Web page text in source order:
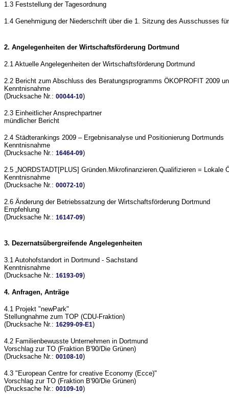
1.3 Feststellung der Tagesordnung
1.4 Genehmigung der Niederschrift über die 1. Sitzung des Ausschusses
2. Angelegenheiten der Wirtschaftsförderung Dortmund
2.1 Aktuelle Angelegenheiten der Wirtschaftsförderung Dortmund
2.2 Bericht zum Abschluss des Beratungsprogramms ÖKOPROFIT 2009
Kenntnisnahme
(Drucksache Nr.: 00044-10)
2.3 Einheitlicher Ansprechpartner
mündlicher Bericht
2.4 Städterankings 2009 – Ergebnisanalyse und Positionierung Dortmunds
Kenntnisnahme
(Drucksache Nr.: 16464-09)
2.5 „NORDSTADT[PLUS] Gründen.Mikrofinanzieren.Qualifizieren = Lokale
Kenntnisnahme
(Drucksache Nr.: 00072-10)
2.6 Änderung der Betriebssatzung der Wirtschaftsförderung Dortmund
Empfehlung
(Drucksache Nr.: 16147-09)
3. Dezernatsübergreifende Angelegenheiten
3.1 Autohofstandort in Dortmund - Sachstand
Kenntnisnahme
(Drucksache Nr.: 16193-09)
4. Anfragen, Anträge
4.1 Projekt "newPark"
Stellungnahme zum TOP (CDU-Fraktion)
(Drucksache Nr.: 16299-09-E1)
4.2 Familienbewusste Unternehmen in Dortmund
Vorschlag zur TO (Fraktion B'90/Die Grünen)
(Drucksache Nr.: 00108-10)
4.3 "European Centre for creative Economy (Ecce)"
Vorschlag zur TO (Fraktion B'90/Die Grünen)
(Drucksache Nr.: 00109-10)